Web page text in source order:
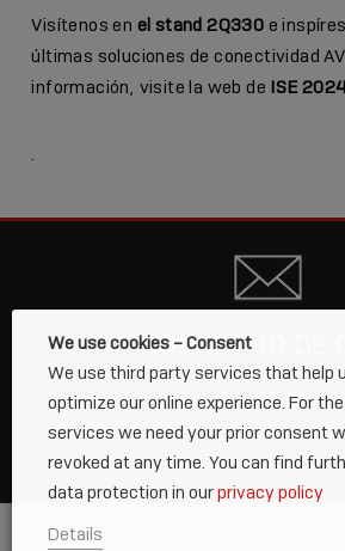
Visítenos en el stand 2Q330 e
últimas soluciones de conectividad
información, visite la web de ISE 2024
.
SOLICITUD DE
CLOSE
We use cookies – Consent
We use third party services that help
optimize our online experience. For
services we need your prior consent
revoked at any time. You can find
data protection in ourprivacy policy
Details